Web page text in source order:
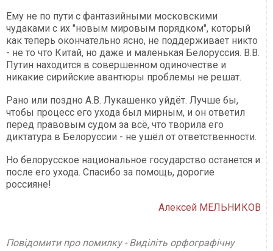
Ему не по пути с фантазийными московскими
чудаками с их "новым мировым порядком", который
как теперь окончательно ясно, не поддерживает никто
- не то что Китай, но даже и маленькая Белоруссия. В.В.
Путин находится в совершенном одиночестве и
никакие сирийские авантюры проблемы не решат.
Рано или поздно А.В. Лукашенко уйдёт. Лучше бы,
чтобы процесс его ухода был мирным, и он ответил
перед правовым судом за всё, что творила его
диктатура в Белоруссии - не ушёл от ответственности.
Но белорусское национальное государство останется и
после его ухода. Спасибо за помощь, дорогие
россияне!
Алексей МЕЛЬНИКОВ
Повідомити про помилку - Виділіть орфографічну